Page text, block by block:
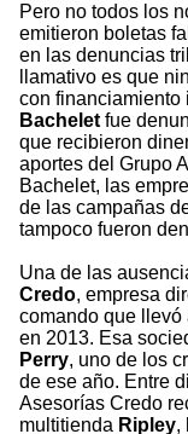
Pero no todos los
emitieron boletas
en las denuncias
llamativo es que
con financiamiento
Bachelet fue
que recibieron
aportes del Grupo
Bachelet, las
de las campañas
tampoco fueron
Una de las
Credo, empresa
comando que llevó
en 2013. Esa
Perry, uno de los
de ese año. Entre
Asesorías Credo
multitienda Ripley,